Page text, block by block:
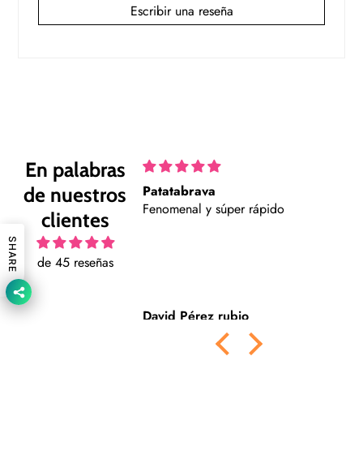
Escribir una reseña
En palabras
de nuestros
clientes
de 45 reseñas
y muy detallistas.
Patatabrava
Fenomenal y súper rápido
David Pérez rubio
SHARE